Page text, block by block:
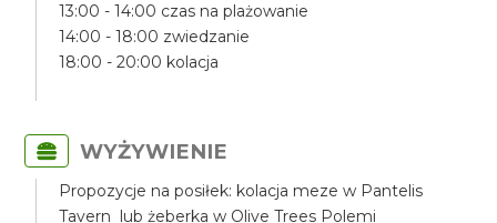
13:00 - 14:00 czas na plażowanie
14:00 - 18:00 zwiedzanie
18:00 - 20:00 kolacja
WYŻYWIENIE
Propozycje na posiłek: kolacja meze w Pantelis
Tavern lub żeberka w Olive Trees Polemi